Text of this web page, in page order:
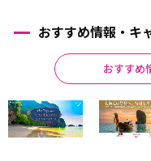
おすすめ情報・キ
おすすめ